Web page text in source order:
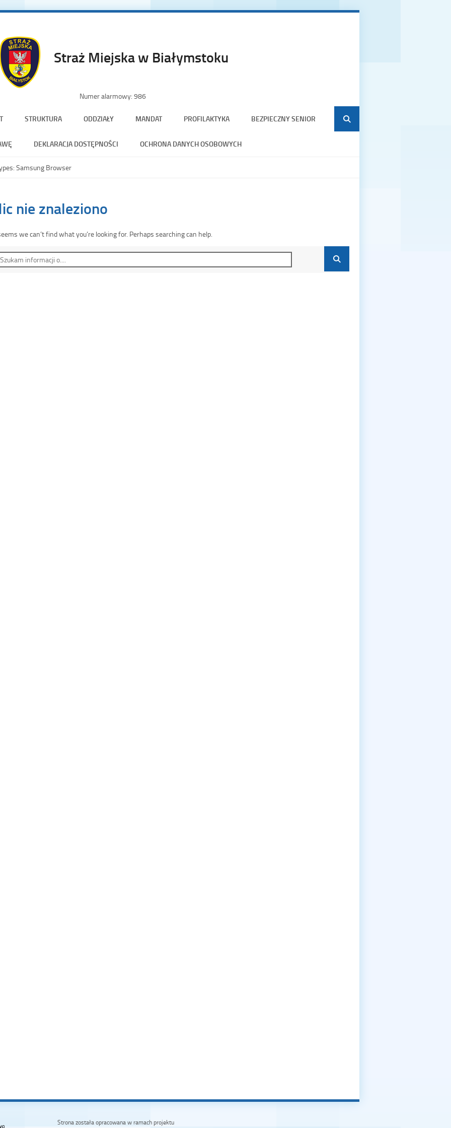
Straż Miejska w Białymstoku
Numer alarmowy: 986
STRUKTURA ODDZIAŁY MANDAT PROFILAKTYKA BEZPIECZNY SENIOR
DEKLARACJA DOSTĘPNOŚCI OCHRONA DANYCH OSOBOWYCH
Samsung Browser
nie znaleziono
we can’t find what you’re looking for. Perhaps searching can help.
Strona została opracowana w ramach projektu